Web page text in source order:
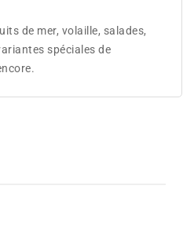
de mer, volaille, salades,
spéciales de